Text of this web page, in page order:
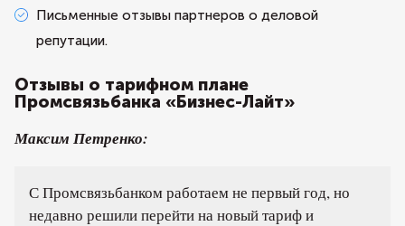
Письменные отзывы партнеров о деловой
репутации.
Отзывы о тарифном плане
Промсвязьбанка «Бизнес-Лайт»
Максим Петренко:
С Промсвязьбанком работаем не первый год, но
недавно решили перейти на новый тариф и